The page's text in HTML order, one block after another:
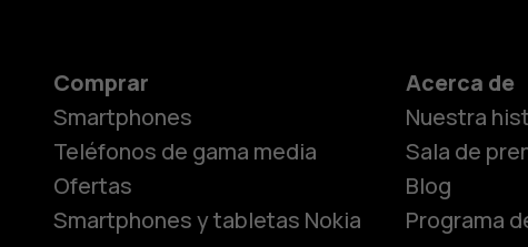
Comprar
Smartphones
Teléfonos de gama media
Ofertas
Smartphones y tabletas Nokia
Acerca de
Nuestra
Sala de
Blog
Programa